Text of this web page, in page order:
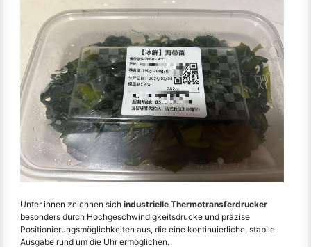
Unter ihnen zeichnen sich industrielle Thermotransferdrucker
besonders durch Hochgeschwindigkeitsdrucke und präzise
Positionierungsmöglichkeiten aus, die eine kontinuierliche, stabile
Ausgabe rund um die Uhr ermöglichen.